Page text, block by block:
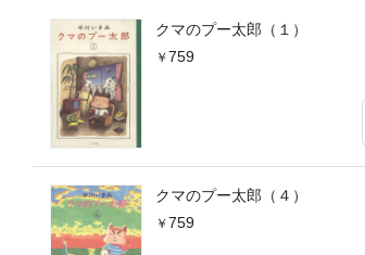
クマのプー太郎（１）
759
クマのプー太郎（４）
759